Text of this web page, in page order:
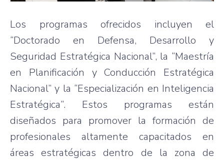
Los programas ofrecidos incluyen el
“Doctorado en Defensa, Desarrollo y
Seguridad Estratégica Nacional”, la “Maestría
en Planificación y Conducción Estratégica
Nacional” y la “Especialización en Inteligencia
Estratégica”. Estos programas están
diseñados para promover la formación de
profesionales altamente capacitados en
áreas estratégicas dentro de la zona de